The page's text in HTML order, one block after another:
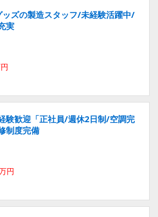
ッズの製造スタッフ/未経験活躍中/
実
験歓迎「正社員/週休2日制/空調完
制度完備
円